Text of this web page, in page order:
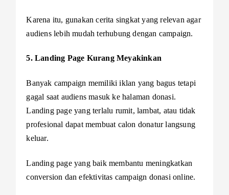
Karena itu, gunakan cerita singkat yang relevan agar
audiens lebih mudah terhubung dengan campaign.
5. Landing Page Kurang Meyakinkan
Banyak campaign memiliki iklan yang bagus tetapi
gagal saat audiens masuk ke halaman donasi.
Landing page yang terlalu rumit, lambat, atau tidak
profesional dapat membuat calon donatur langsung
keluar.
Landing page yang baik membantu meningkatkan
conversion dan efektivitas campaign donasi online.